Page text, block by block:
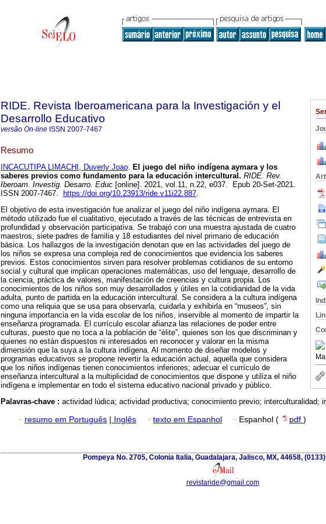
RIDE. Revista Iberoamericana para la Investigación y el
Desarrollo Educativo
versão On-line ISSN 2007-7467
Resumo
INCACUTIPA LIMACHI, Duverly Joao. El juego del niño indígena aymara y los
saberes previos como fundamento para la educación intercultural. RIDE. Rev.
Iberoam. Investig. Desarro. Educ [online]. 2021, vol.11, n.22, e037. Epub 20-Set-2021.
ISSN 2007-7467.
https://doi.org/10.23913/ride.v11i22.887.
El objetivo de esta investigación fue analizar el juego del niño indígena aymara. El
método utilizado fue el cualitativo, ejecutado a través de las técnicas de entrevista en
profundidad y observación participativa. Se trabajó con una muestra ajustada de cuatro
maestros, siete padres de familia y 18 estudiantes del nivel primario de educación
básica. Los hallazgos de la investigación denotan que en las actividades del juego de
los niños se expresa una compleja red de conocimientos que evidencia los saberes
previos. Estos conocimientos sirven para resolver problemas cotidianos de su entorno
social y cultural que implican operaciones matemáticas, uso del lenguaje, desarrollo de
la ciencia, práctica de valores, manifestación de creencias y cultura propia. Los
conocimientos de los niños son muy desarrollados y útiles en la cotidianidad de la vida
adulta, punto de partida en la educación intercultural. Se considera a la cultura indígena
como una reliquia que se usa para observarla, cuidarla y exhibirla en “museos”, sin
ninguna importancia en la vida escolar de los niños, inservible al momento de impartir la
enseñanza programada. El currículo escolar afianza las relaciones de poder entre
culturas, puesto que no toca a la población de “élite”, quienes son los que discriminan y
quienes no están dispuestos ni interesados en reconocer y valorar en la misma
dimensión que la suya a la cultura indígena. Al momento de diseñar modelos y
programas educativos se propone revertir la educación actual, aquella que considera
que los niños indígenas tienen conocimientos inferiores; adecuar el currículo de
enseñanza intercultural a la multiplicidad de conocimientos que dispone y utiliza el niño
indígena e implementar en todo el sistema educativo nacional privado y público.
Palavras-chave : actividad lúdica; actividad productiva; conocimiento previo; interculturalidad;
· resumo em Português | Inglês · texto em Espanhol · Espanhol ( pdf )
Pompeya No. 2705, Colonia Italia, Guadalajara, Jalisco, MX, 44658,
revistaride@gmail.com